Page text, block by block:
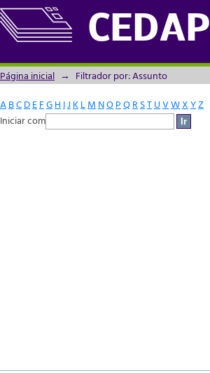
CEDAP
Filtrador por: Assunto
Página inicial → Filtrador por: Assunto
ABCDEFGH IJ KLM NOPQRSTUVWXYZ
Iniciar com